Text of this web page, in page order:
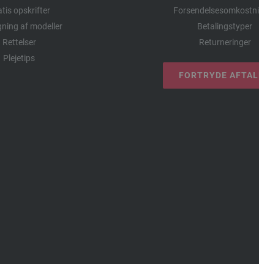
opskrifter
af modeller
Rettelser
Plejetips
Betalingstyper
Returneringer
FORTRYDE